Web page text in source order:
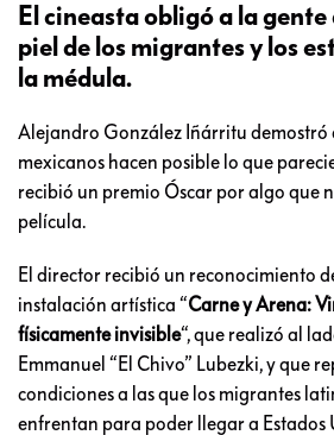
El cineasta obligó a la gente
piel de los migrantes y los
la médula.
Alejandro González Iñárritu demostró
mexicanos hacen posible lo que
recibió un premio Óscar por algo que
película.
El director recibió un reconocimiento
instalación artística “Carne y Arena:
físicamente invisible“, que realizó al
Emmanuel “El Chivo” Lubezki, y que
condiciones a las que los migrantes
enfrentan para poder llegar a Estados